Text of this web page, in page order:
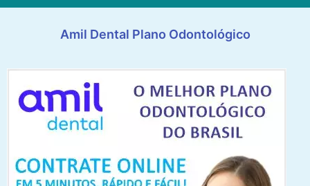
Amil Dental Plano Odontológico